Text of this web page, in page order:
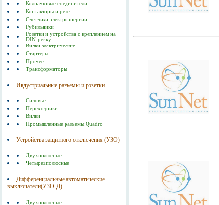
Колпачковые соединители
Контакторы и реле
Счетчики электроэнергии
Рубильники
Розетки и устройства с креплением на
DIN-рейку
Вилки электрические
Стартеры
Прочее
Трансформаторы
Индустриальные разъемы и розетки
Силовые
Переходники
Вилки
Промышленные разъемы Quadro
Устройства защитного отключения (УЗО)
Двухполюсные
Четырехполюсные
Дифференциальные автоматические
выключатели(УЗО-Д)
Двухполюсные